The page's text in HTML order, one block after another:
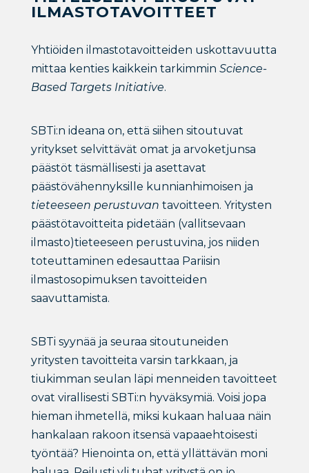
ILMASTOTAVOITTEET
Yhtiöiden ilmastotavoitteiden uskottavuutta
mittaa kenties kaikkein tarkimmin Science-
Based Targets Initiative.
SBTi:n ideana on, että siihen sitoutuvat
yritykset selvittävät omat ja arvoketjunsa
päästöt täsmällisesti ja asettavat
päästövähennyksille kunnianhimoisen ja
tieteeseen perustuvan tavoitteen. Yritysten
päästötavoitteita pidetään (vallitsevaan
ilmasto)tieteeseen perustuvina, jos niiden
toteuttaminen edesauttaa Pariisin
ilmastosopimuksen tavoitteiden
saavuttamista.
SBTi syynää ja seuraa sitoutuneiden
yritysten tavoitteita varsin tarkkaan, ja
tiukimman seulan läpi menneiden tavoitteet
ovat virallisesti SBTi:n hyväksymiä. Voisi jopa
hieman ihmetellä, miksi kukaan haluaa näin
hankalaan rakoon itsensä vapaaehtoisesti
työntää? Hienointa on, että yllättävän moni